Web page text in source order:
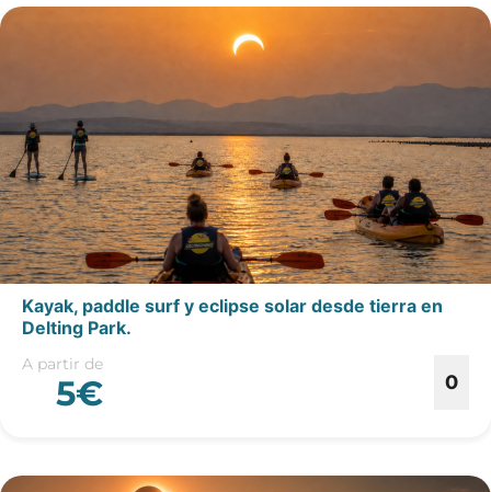
Kayak, paddle surf y eclipse solar desde tierra en
Delting Park.
A partir de
5€ 0